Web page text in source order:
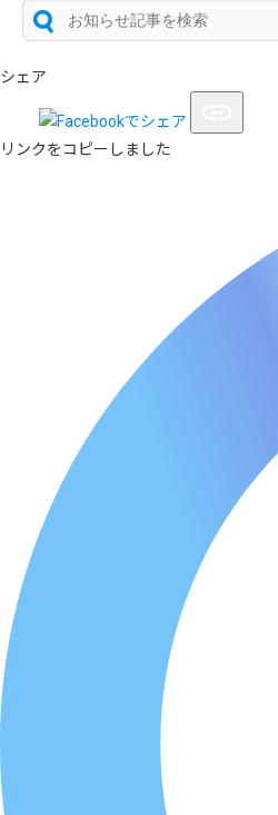
シェア
リンクをコピーしました